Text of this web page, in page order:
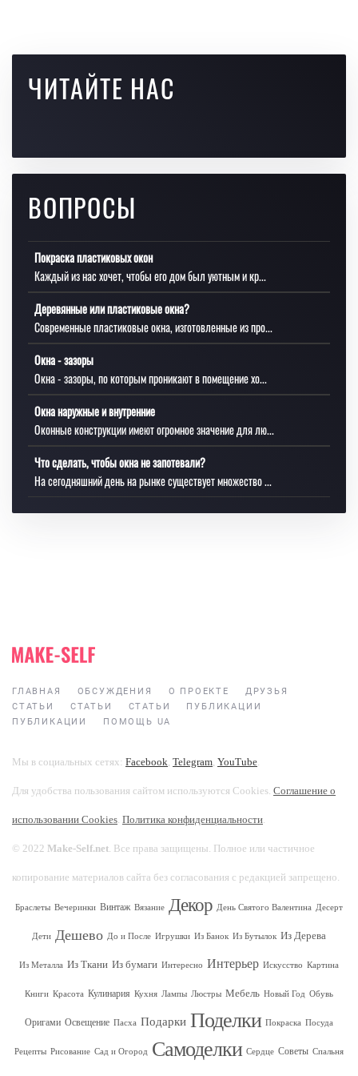
ЧИТАЙТЕ НАС
ВОПРОСЫ
Покраска пластиковых окон
Каждый из нас хочет, чтобы его дом был уютным и кр...
Деревянные или пластиковые окна?
Современные пластиковые окна, изготовленные из про...
Окна - зазоры
Окна - зазоры, по которым проникают в помещение хо...
Окна наружные и внутренние
Оконные конструкции имеют огромное значение для лю...
Что сделать, чтобы окна не запотевали?
На сегодняшний день на рынке существует множество ...
ГЛАВНАЯ ОБСУЖДЕНИЯ О ПРОЕКТЕ
ДРУЗЬЯ
СТАТЬИ
СТАТЬИ СТАТЬИ
ПУБЛИКАЦИИ
ПУБЛИКАЦИИ
ПОМОЩЬ UA
Мы в социальных сетях: Facebook Telegram YouTube
Для удобства пользования сайтом используются Cookies. Соглашение о
использовании Cookies Политика конфиденциальности
© 2022 Make-Self.net . Все права защищены. Полное или частичное
копирование материалов сайта без согласования с редакцией запрещено.
Браслеты Вечеринки Винтаж Вязание Декор День Святого Валентина Десерт
Дети Дешево До и После Игрушки Из Банок Из Бутылок Из Дерева
Из Металла Из Ткани Из бумаги Интересно Интерьер Искусство Картина
Книги Красота Кулинария Кухня Лампы Люстры Мебель Новый Год Обувь
Оригами Освещение Пасха Подарки Поделки Покраска Посуда
Рецепты Рисование Сад и Огород Самоделки Сердце Советы Спальня